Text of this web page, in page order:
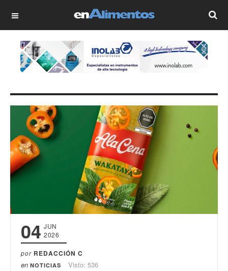
OFF CANVAS
04 JUN
2026
por REDACCIÓN C
en NOTICIAS Visto: 536